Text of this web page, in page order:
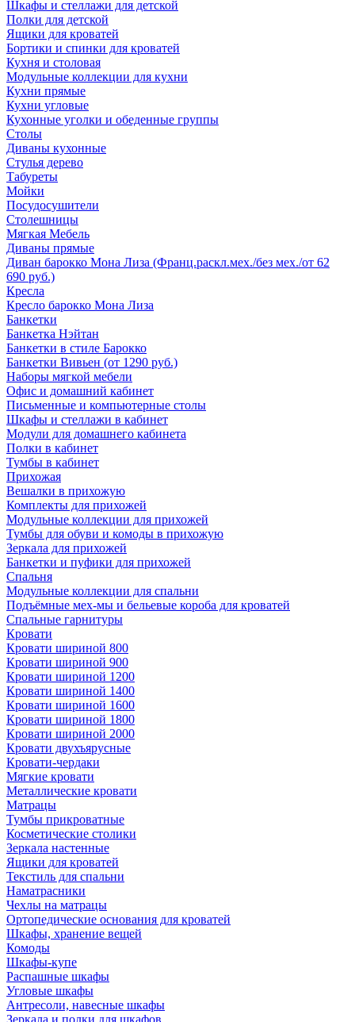
Шкафы и стеллажи для детской
Полки для детской
Ящики для кроватей
Бортики и спинки для кроватей
Кухня и столовая
Модульные коллекции для кухни
Кухни прямые
Кухни угловые
Кухонные уголки и обеденные группы
Столы
Диваны кухонные
Стулья дерево
Табуреты
Мойки
Посудосушители
Столешницы
Мягкая Мебель
Диваны прямые
Диван барокко Мона Лиза (Франц.раскл.мех./без мех./от 62
690 руб.)
Кресла
Кресло барокко Мона Лиза
Банкетки
Банкетка Нэйтан
Банкетки в стиле Барокко
Банкетки Вивьен (от 1290 руб.)
Наборы мягкой мебели
Офис и домашний кабинет
Письменные и компьютерные столы
Шкафы и стеллажи в кабинет
Модули для домашнего кабинета
Полки в кабинет
Тумбы в кабинет
Прихожая
Вешалки в прихожую
Комплекты для прихожей
Модульные коллекции для прихожей
Тумбы для обуви и комоды в прихожую
Зеркала для прихожей
Банкетки и пуфики для прихожей
Спальня
Модульные коллекции для спальни
Подъёмные мех-мы и бельевые короба для кроватей
Спальные гарнитуры
Кровати
Кровати шириной 800
Кровати шириной 900
Кровати шириной 1200
Кровати шириной 1400
Кровати шириной 1600
Кровати шириной 1800
Кровати шириной 2000
Кровати двухъярусные
Кровати-чердаки
Мягкие кровати
Металлические кровати
Матрацы
Тумбы прикроватные
Косметические столики
Зеркала настенные
Ящики для кроватей
Текстиль для спальни
Наматрасники
Чехлы на матрацы
Ортопедические основания для кроватей
Шкафы, хранение вещей
Комоды
Шкафы-купе
Распашные шкафы
Угловые шкафы
Антресоли, навесные шкафы
Зеркала и полки для шкафов